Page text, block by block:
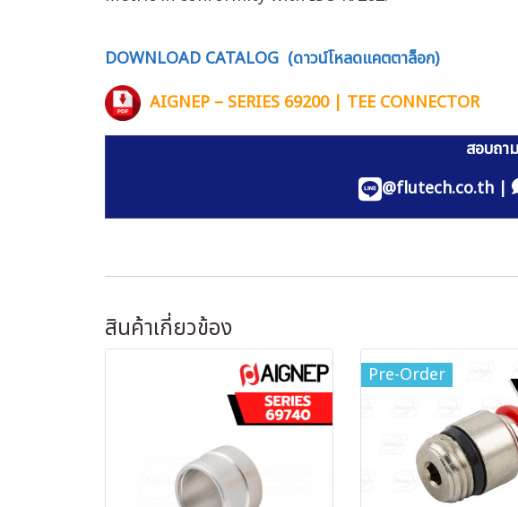
DOWNLOAD CATALOG (ดาวน์โหลดแคตตาล็อก)
AIGNEP – SERIES 69200 | TEE CONNECTOR
สอบถา
@flutech.co.th |
สินค้าเกี่ยวข้อง
Pre-Order